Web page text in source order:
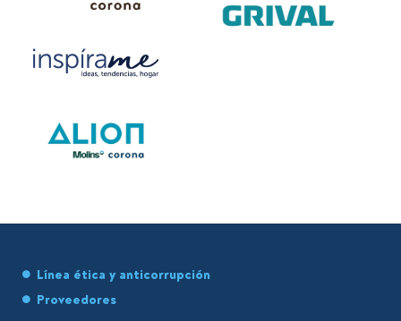
Línea ética y anticorrupción
Proveedores